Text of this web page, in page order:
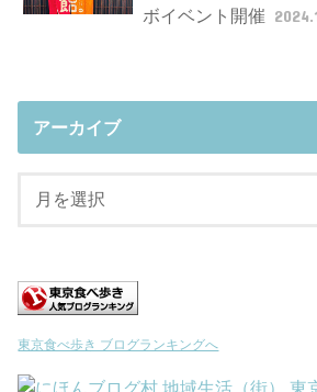
ボイベント開催
アーカイブ
東京食べ歩き ブログランキングへ